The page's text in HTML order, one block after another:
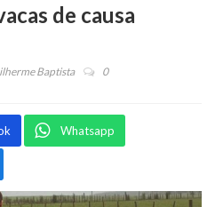
de causa
Baptista 0
Whatsapp